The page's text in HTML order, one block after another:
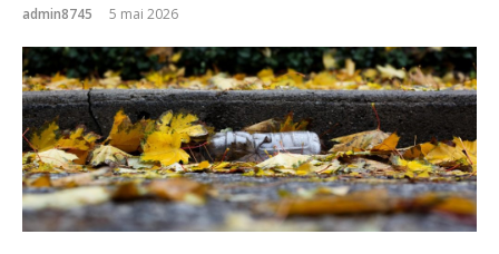
admin8745 5 mai 2026